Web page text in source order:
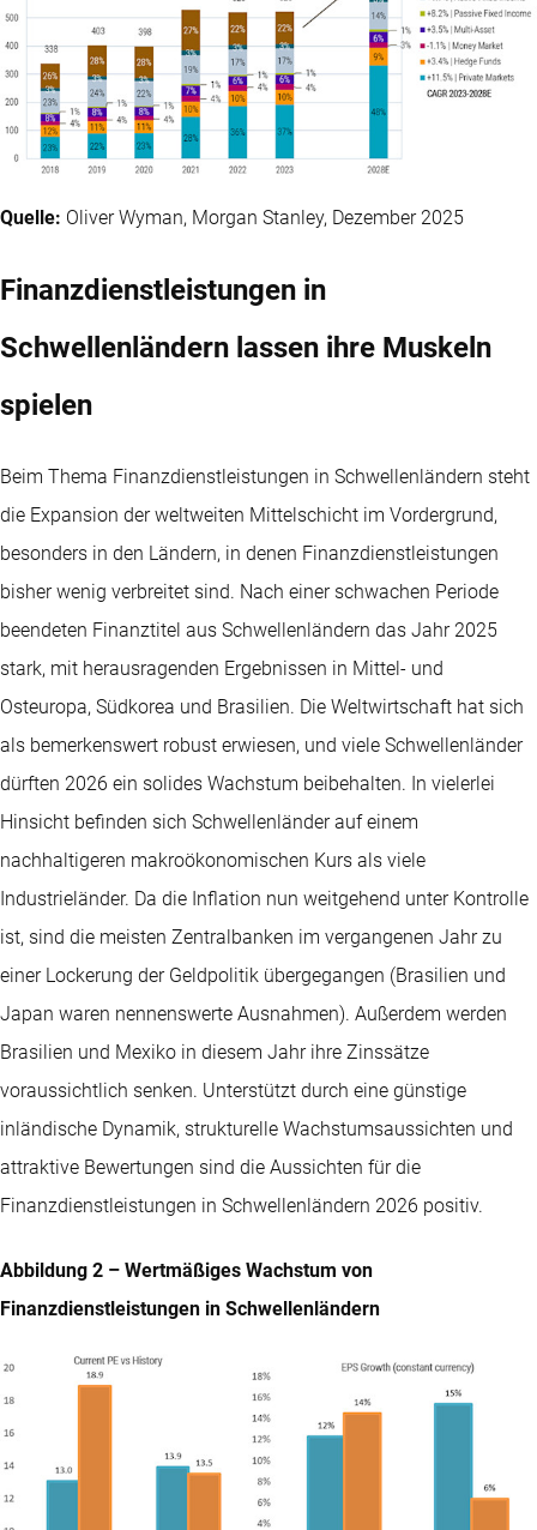
Quelle: Oliver Wyman, Morgan Stanley, Dezember 2025
Finanzdienstleistungen in
Schwellenländern lassen ihre Muskeln
spielen
Beim Thema Finanzdienstleistungen in Schwellenländern steht
die Expansion der weltweiten Mittelschicht im Vordergrund,
besonders in den Ländern, in denen Finanzdienstleistungen
bisher wenig verbreitet sind. Nach einer schwachen Periode
beendeten Finanztitel aus Schwellenländern das Jahr 2025
stark, mit herausragenden Ergebnissen in Mittel- und
Osteuropa, Südkorea und Brasilien. Die Weltwirtschaft hat sich
als bemerkenswert robust erwiesen, und viele Schwellenländer
dürften 2026 ein solides Wachstum beibehalten. In vielerlei
Hinsicht befinden sich Schwellenländer auf einem
nachhaltigeren makroökonomischen Kurs als viele
Industrieländer. Da die Inflation nun weitgehend unter Kontrolle
ist, sind die meisten Zentralbanken im vergangenen Jahr zu
einer Lockerung der Geldpolitik übergegangen (Brasilien und
Japan waren nennenswerte Ausnahmen). Außerdem werden
Brasilien und Mexiko in diesem Jahr ihre Zinssätze
voraussichtlich senken. Unterstützt durch eine günstige
inländische Dynamik, strukturelle Wachstumsaussichten und
attraktive Bewertungen sind die Aussichten für die
Finanzdienstleistungen in Schwellenländern 2026 positiv.
Abbildung 2 – Wertmäßiges Wachstum von
Finanzdienstleistungen in Schwellenländern